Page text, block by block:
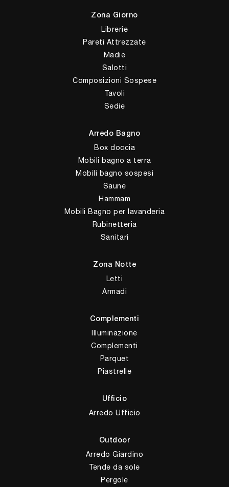
Zona Giorno
Librerie
Pareti Attrezzate
Madie
Salotti
Composizioni Sospese
Tavoli
Sedie
Arredo Bagno
Box doccia
Mobili bagno a terra
Mobili bagno sospesi
Saune
Hammam
Mobili Bagno per lavanderia
Rubinetteria
Sanitari
Zona Notte
Letti
Armadi
Complementi
Illuminazione
Complementi
Parquet
Piastrelle
Ufficio
Arredo Ufficio
Outdoor
Arredo Giardino
Tende da sole
Pergole